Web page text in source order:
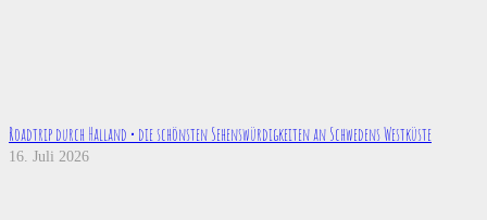
Roadtrip durch Halland • die schönsten Sehenswürdigkeiten an Schwedens Westküste
16. Juli 2026